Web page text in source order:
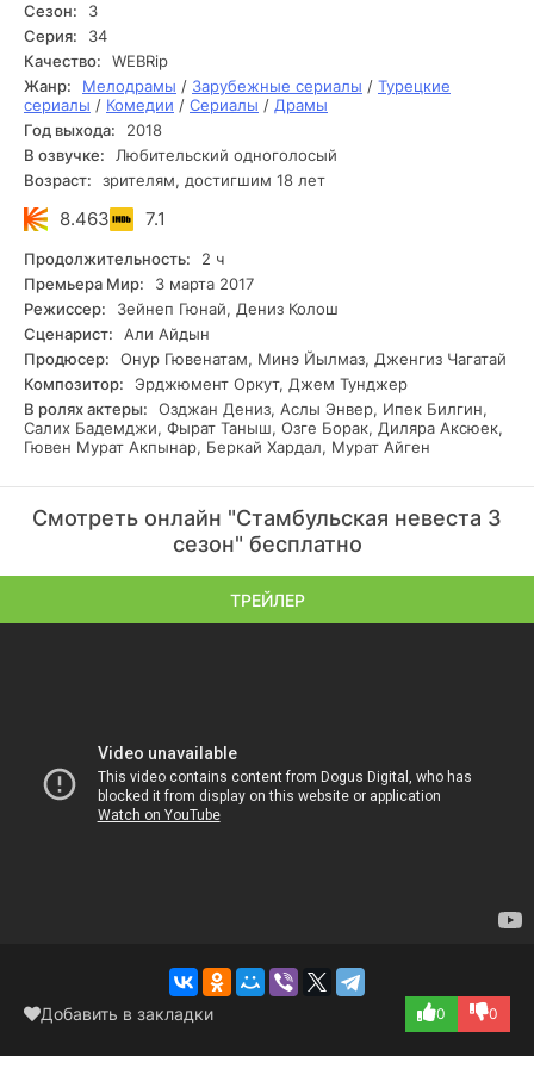
Сезон:
3
Серия:
34
Качество:
WEBRip
Жанр:
Мелодрамы / Зарубежные сериалы / Турецкие
сериалы / Комедии / Сериалы / Драмы
Год выхода:
2018
В озвучке:
Любительский одноголосый
Возраст:
зрителям, достигшим 18 лет
8.463 7.1
Продолжительность:
2 ч
Премьера Мир:
3 марта 2017
Режиссер:
Зейнеп Гюнай, Дениз Колош
Сценарист:
Али Айдын
Продюсер:
Онур Гювенатам, Минэ Йылмаз, Дженгиз Чагатай
Композитор:
Эрджюмент Оркут, Джем Тунджер
В ролях актеры:
Озджан Дениз, Аслы Энвер, Ипек Билгин,
Салих Бадемджи, Фырат Таныш, Озге Борак, Диляра Аксюек,
Гювен Мурат Акпынар, Беркай Хардал, Мурат Айген
Смотреть онлайн "Стамбульская невеста 3
сезон" бесплатно
ТРЕЙЛЕР
Добавить в закладки 0 0